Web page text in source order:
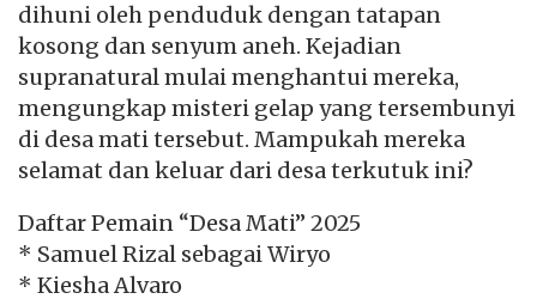
dihuni oleh penduduk dengan tatapan
kosong dan senyum aneh. Kejadian
supranatural mulai menghantui mereka,
mengungkap misteri gelap yang tersembunyi
di desa mati tersebut. Mampukah mereka
selamat dan keluar dari desa terkutuk ini?
Daftar Pemain “Desa Mati” 2025
* Samuel Rizal sebagai Wiryo
* Kiesha Alvaro